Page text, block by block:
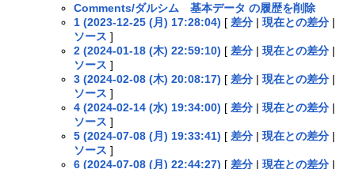
Comments/ダルシム 基本データ の履歴を削除
1 (2023-12-25 (月) 17:28:04) [ 差分| 現在との差分|
ソース ]
2 (2024-01-18 (木) 22:59:10) [ 差分| 現在との差分|
ソース ]
3 (2024-02-08 (木) 20:08:17) [ 差分| 現在との差分|
ソース ]
4 (2024-02-14 (水) 19:34:00) [ 差分| 現在との差分|
ソース ]
5 (2024-07-08 (月) 19:33:41) [ 差分| 現在との差分|
ソース ]
6 (2024-07-08 (月) 22:44:27) [ 差分| 現在との差分|